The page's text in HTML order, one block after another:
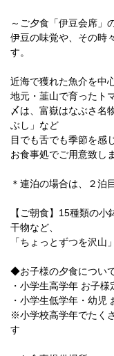
～ご夕食「伊豆会席
伊豆の味覚や、その時
す。
近海で獲れた魚介を中
地元・韮山で育ったト
〆は、富嶽はなぶさ名
ぶし」など
目でも舌でも季節を感
お食事処でご用意致し
＊連泊の場合は、２泊
【ご朝食】15種類の
干物など、
「ちょっとずつを沢山
◆お子様の夕食につい
・小学生高学年 お子様
・小学生低学年・幼児
※小学校高学年でたく
す